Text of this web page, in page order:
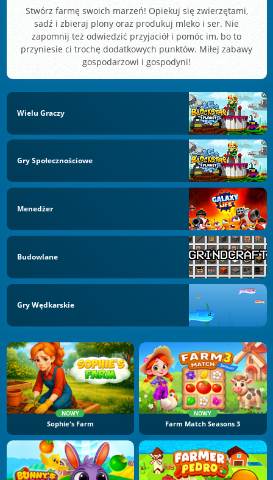
Stwórz farmę swoich marzeń! Opiekuj się zwierzętami,
sadź i zbieraj plony oraz produkuj mleko i ser. Nie
zapomnij też odwiedzić przyjaciół i pomóc im, bo to
przyniesie ci trochę dodatkowych punktów. Miłej zabawy
gospodarzowi i gospodyni!
Wielu Graczy
Gry Społecznościowe
Menedżer
Budowlane
Gry Wędkarskie
NOWY
Sophie's Farm
NOWY
Farm Match Seasons 3